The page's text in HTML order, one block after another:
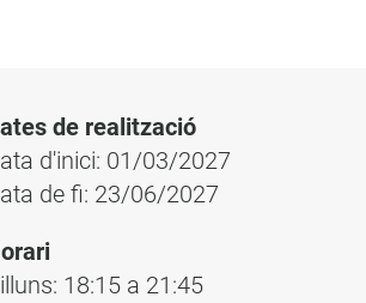
de realització
d'inici: 01/03/2027
de fi: 23/06/2027
18:15 a 21:45